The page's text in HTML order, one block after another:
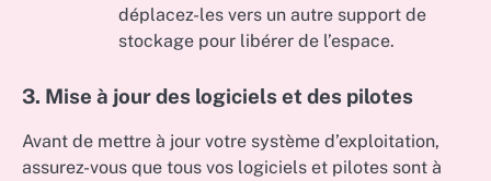
déplacez-les vers un autre support de
stockage pour libérer de l’espace.
3. Mise à jour des logiciels et des pilotes
Avant de mettre à jour votre système d’exploitation,
assurez-vous que tous vos logiciels et pilotes sont à